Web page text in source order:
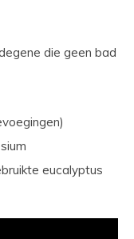
die geen bad
eucalyptus